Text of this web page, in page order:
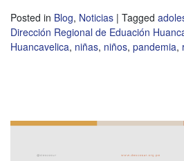
Posted in Blog, Noticias | Tagged
Dirección Regional de Eduación
Huancavelica, niñas, niños, pandemia,